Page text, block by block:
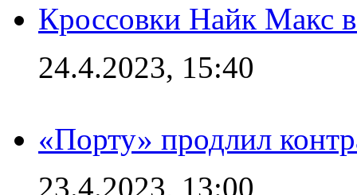
Кроссовки Найк Макс
24.4.2023, 15:40
«Порту» продлил
23.4.2023, 13:00